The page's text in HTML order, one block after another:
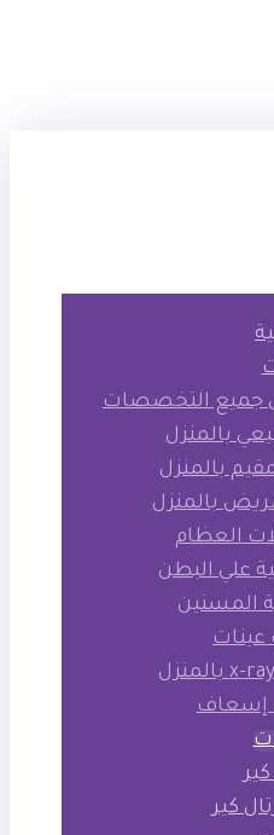
جميع التخصصات
بالمنزل
بالمنزل
بالمنزل
العظام
علي البطن
المسنين
إسعاف
كير